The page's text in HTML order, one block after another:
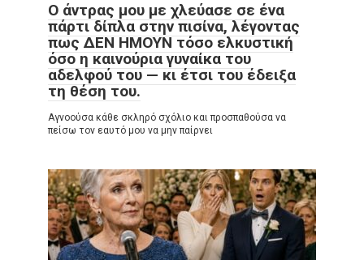
Ο άντρας μου με χλεύασε σε ένα
πάρτι δίπλα στην πισίνα, λέγοντας
πως ΔΕΝ ΗΜΟΥΝ τόσο ελκυστική
όσο η καινούρια γυναίκα του
αδελφού του — κι έτσι του έδειξα
τη θέση του.
Αγνοούσα κάθε σκληρό σχόλιο και προσπαθούσα να
πείσω τον εαυτό μου να μην παίρνει